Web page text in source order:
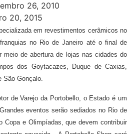
26, 2010
20, 2015
em revestimentos cerâmicos no
no Rio de Janeiro até o final de
meio de abertura de lojas nas cidades do
dos Goytacazes, Duque de Caxias,
São Gonçalo.
de Varejo da Portobello, o Estado é um
eventos serão sediados no Rio de
Copa e Olimpíadas, que devem contribuir